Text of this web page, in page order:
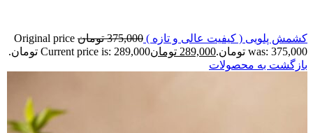
کشمش پلویی ( کیفیت عالی و تازه ) 375,000 تومان Original price
was: 375,000 تومان.
289,000 تومانCurrent price is: 289,000 تومان.
بازگشت به محصولات